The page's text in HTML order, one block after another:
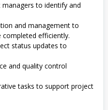
to identify and
and management to
efficiently.
status updates to
and quality control
tasks to support project